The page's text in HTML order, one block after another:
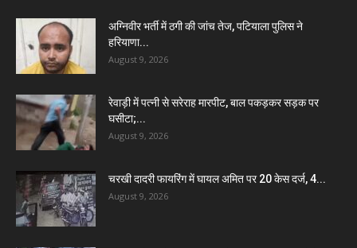
अग्निवीर भर्ती में ठगी की जांच तेज, पटियाला पुलिस ने
हरियाणा...
August 9, 2026
रेवाड़ी में पत्नी से सरेराह मारपीट, बाल पकड़कर सड़क पर
घसीटा;...
August 9, 2026
चरखी दादरी फायरिंग में घायल अमित पर 20 केस दर्ज, 4...
August 9, 2026